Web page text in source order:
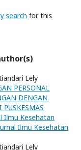
search for this
Lely
PERSONAL
DENGAN
Ilmu Kesehatan
Ilmu Kesehatan
Lely